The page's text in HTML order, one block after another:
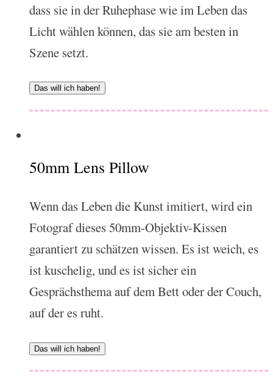
dass sie in der Ruhephase wie im Leben das
Licht wählen können, das sie am besten in
Szene setzt.
Das will ich haben!
50mm Lens Pillow
Wenn das Leben die Kunst imitiert, wird ein
Fotograf dieses 50mm-Objektiv-Kissen
garantiert zu schätzen wissen. Es ist weich, es
ist kuschelig, und es ist sicher ein
Gesprächsthema auf dem Bett oder der Couch,
auf der es ruht.
Das will ich haben!